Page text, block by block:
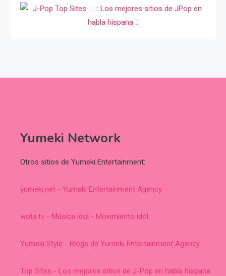
Yumeki Network
Otros sitios de Yumeki Entertainment:
yumeki.net - Yumeki Entertainment Agency
wota.tv - Música idol - Movimiento idol
Yumeki Style - Blogs de Yumeki Entertainment Agency
Top Sites - Los mejores sitios de J-Pop en habla hispana